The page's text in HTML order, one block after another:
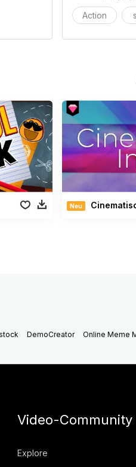
Action
Neu
DemoCreator Online Meme
Video-Community
Explore